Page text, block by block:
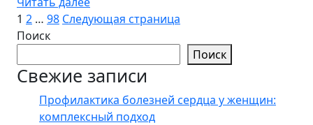
Пагинация
записей
Страница
1 Страница
2 … Страница
98 Следующая страница
Поиск
Поиск
Свежие записи
Профилактика болезней сердца у женщин:
комплексный подход